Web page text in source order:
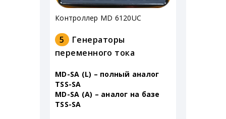
Контроллер MD 6120UC
5
Генераторы
переменного тока
MD-SA (L) – полный аналог
TSS-SA
MD-SA (A) – аналог на базе
TSS-SA